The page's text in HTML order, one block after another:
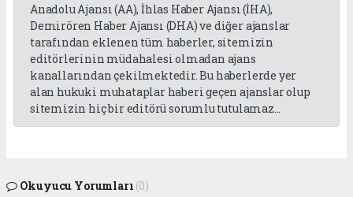
Anadolu Ajansı (AA), İhlas Haber Ajansı (İHA),
Demirören Haber Ajansı (DHA) ve diğer ajanslar
tarafından eklenen tüm haberler, sitemizin
editörlerinin müdahalesi olmadan ajans
kanallarından çekilmektedir. Bu haberlerde yer
alan hukuki muhataplar haberi geçen ajanslar olup
sitemizin hiç bir editörü sorumlu tutulamaz...
Okuyucu Yorumları (0)